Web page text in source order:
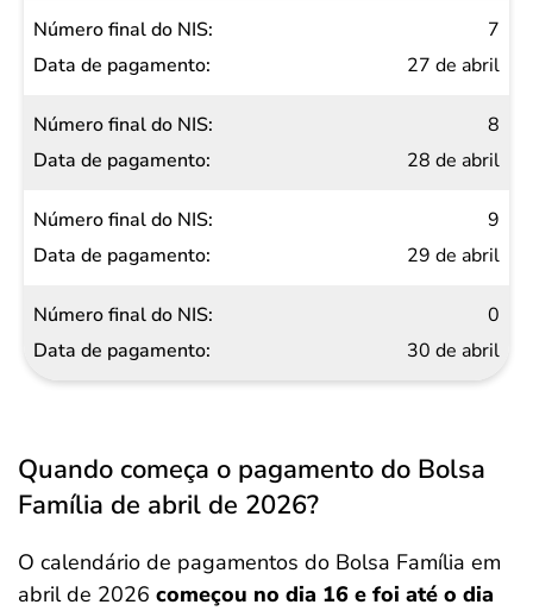
7
27 de abril
8
28 de abril
9
29 de abril
0
30 de abril
Quando começa o pagamento do Bolsa
Família de abril de 2026?
O calendário de pagamentos do Bolsa Família em
abril de 2026 começou no dia 16 e foi até o dia